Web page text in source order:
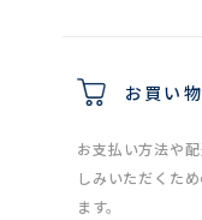
お買い
お支払い方法や
しみいただくた
ます。